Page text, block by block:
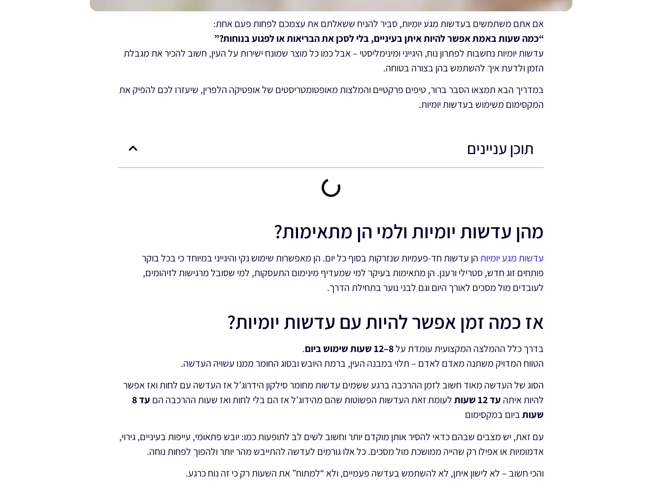
אם אתם משתמשים בעדשות מגע יומיות, סביר להניח ששאלתם את עצמכם לפחות פעם אחת:
“כמה שעות באמת אפשר להיות איתן בעיניים, בלי לסכן את הבריאות או לפגוע בנוחות?”
עדשות יומיות נחשבות לפתרון נוח, היגייני ומינימליסטי – אבל כמו כל מוצר שמונח ישירות על העין, חשוב להכיר את מגבלת
הזמן ולדעת איך להשתמש בהן בצורה בטוחה.
במדריך הבא תמצאו הסבר ברור, טיפים פרקטיים והמלצות מאופטומטריסטים של אופטיקה הלפרין, שיעזרו לכם להפיק את
המקסימום משימוש בעדשות יומיות.
תוכן עניינים
מהן עדשות יומיות ולמי הן מתאימות?
עדשות מגע יומיותהן עדשות חד-פעמיות שנזרקות בסוף כל יום. הן מאפשרות שימוש נקי והיגייני במיוחד כי בכל בוקר
פותחים זוג חדש, סטרילי ורענן. הן מתאימות בעיקר למי שמעדיף מינימום התעסקות, למי שסובל מרגישות לזיהומים,
לעובדים מול מסכים לאורך היום וגם לבני נוער בתחילת הדרך.
אז כמה זמן אפשר להיות עם עדשות יומיות?
בדרך כלל ההמלצה המקצועית עומדת על8–12 שעות שימוש ביום
.
הטווח המדויק משתנה מאדם לאדם – תלוי במבנה העין, ברמת היובש ובסוג החומר ממנו עשויה העדשה.
הסוג של העדשה מאוד חשוב לזמן ההרכבה ברגע ששמים עדשות מחומר סילקון הידרוג’ל אז העדשה עם לחות ואז אפשר
להיות איתה עד 12 שעות לעומת זאת העדשות הפשוטות שהם מהידוג’ל אז הם בלי לחות ואז שעות ההרכבה הם
עד 8
שעותביום במקסימום
עם זאת, יש מצבים שבהם כדאי להסיר אותן מוקדם יותר וחשוב לשים לב לתופעות כמו: יובש פתאומי, עייפות בעיניים, גירוי,
אדמומיות או אפילו רק שהייה ממושכת מול מסכים. כל אלו גורמים לעדשה להתייבש מהר יותר ולהפוך לפחות נוחה.
והכי חשוב – לא לישון איתן, לא להשתמש בעדשה פעמיים, ולא “למתוח” את השעות רק כי זה נוח כרגע.